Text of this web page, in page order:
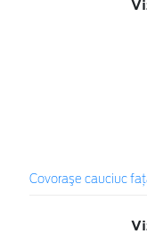
Covoraşe cauciuc